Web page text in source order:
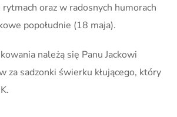
oraz w radosnych humorach
popołudnie (18 maja).
należą się Panu Jackowi
za sadzonki świerku kłującego, który